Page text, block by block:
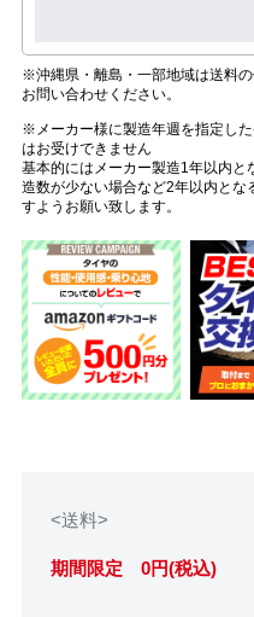
※沖縄県・離島・一部地域は送料
お問い合わせください。
※メーカー様に製造年週を指定し
はお受けできません
基本的にはメーカー製造1年以内
造数が少ない場合など2年以内とな
すようお願い致します。
<送料>
期間限定 0円(税込)